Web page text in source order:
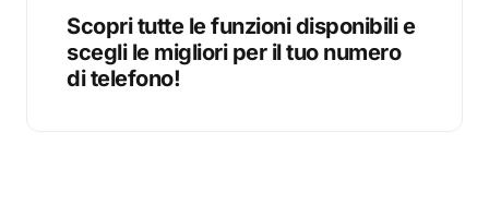
Scopri tutte le funzioni disponibili e
scegli le migliori per il tuo numero
di telefono!